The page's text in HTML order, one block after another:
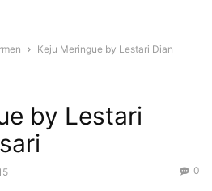
Keju Meringue by Lestari Dian
by Lestari
0